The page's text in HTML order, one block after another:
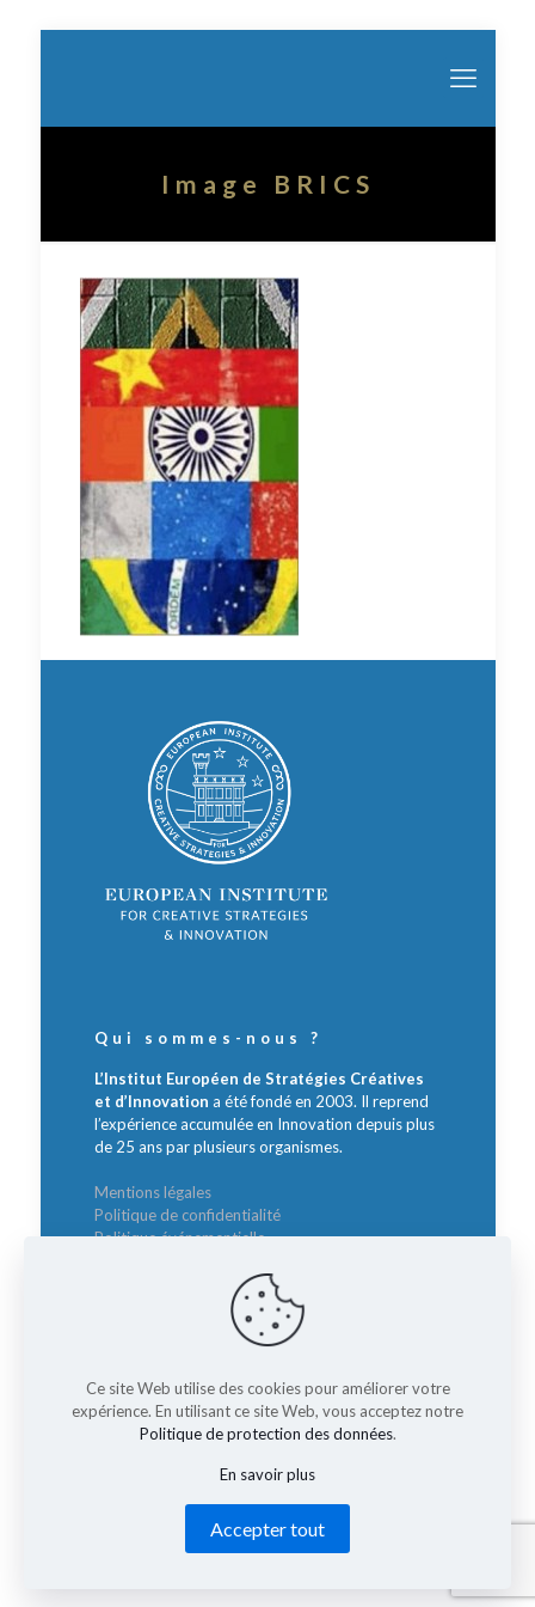
Image BRICS
Qui sommes-nous ?
L’Institut Européen de Stratégies Créatives
et d’Innovation a été fondé en 2003. Il reprend
l’expérience accumulée en Innovation depuis plus
de 25 ans par plusieurs organismes.
Mentions légales
Politique de confidentialité
Politique événementielle
Sylvie BORZAKIAN
Directrice Générale
borzakian@institut-innovation.com
© 2026 Rencontre Nationale des Directeurs de
l'Innovation. All Rights Reserved.Muffin group
Ce site Web utilise des cookies pour améliorer votre
expérience. En utilisant ce site Web, vous acceptez notre
Politique de protection des données.
En savoir plus
Accepter tout